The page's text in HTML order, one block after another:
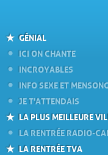
GÉNIAL
ICI ON CHANTE
INCROYABLES
INFO SEXE ET
JE T'ATTENDAIS
LA PLUS MEILLEURE
LA RENTRÉE RADIO-
LA RENTRÉE TVA